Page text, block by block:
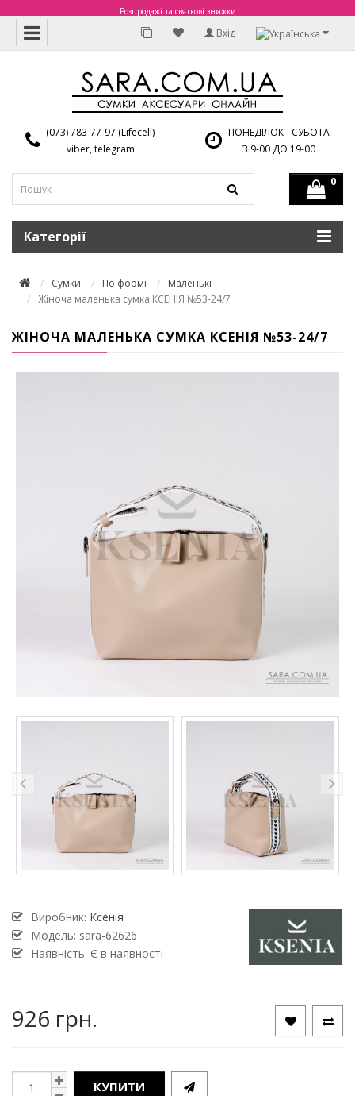
Розпродажі та святкові знижки
Вхід
(073) 783-77-97 (Lifecell)
viber, telegram
ПОНЕДІЛОК - СУБОТА
З 9-00 ДО 19-00
0
Категорії
Сумки По формі
Маленькі
Жіноча маленька сумка КСЕНІЯ №53-24/7
ЖІНОЧА МАЛЕНЬКА СУМКА КСЕНІЯ №53-24/7
Виробник: Ксенія
Модель: sara-62626
Наявність: Є в наявності
926 грн.
КУПИТИ